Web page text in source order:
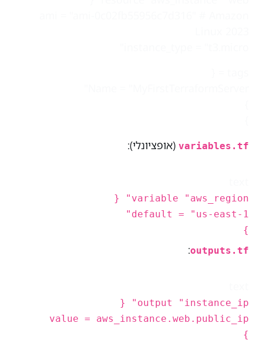
variables.tf (אופציונלי):
variable "aws_region" {
default = "us-east-1"
}
outputs.tf
:
output "instance_ip" {
value = aws_instance.web.public_ip
}